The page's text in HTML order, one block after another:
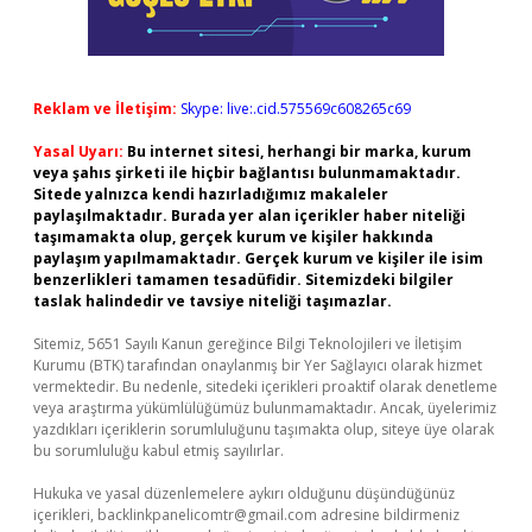
Reklam ve İletişim: Skype: live:.cid.575569c608265c69
Yasal Uyarı: Bu internet sitesi, herhangi bir marka, kurum
veya şahıs şirketi ile hiçbir bağlantısı bulunmamaktadır.
Sitede yalnızca kendi hazırladığımız makaleler
paylaşılmaktadır. Burada yer alan içerikler haber niteliği
taşımamakta olup, gerçek kurum ve kişiler hakkında
paylaşım yapılmamaktadır. Gerçek kurum ve kişiler ile isim
benzerlikleri tamamen tesadüfidir. Sitemizdeki bilgiler
taslak halindedir ve tavsiye niteliği taşımazlar.
Sitemiz, 5651 Sayılı Kanun gereğince Bilgi Teknolojileri ve İletişim
Kurumu (BTK) tarafından onaylanmış bir Yer Sağlayıcı olarak hizmet
vermektedir. Bu nedenle, sitedeki içerikleri proaktif olarak denetleme
veya araştırma yükümlülüğümüz bulunmamaktadır. Ancak, üyelerimiz
yazdıkları içeriklerin sorumluluğunu taşımakta olup, siteye üye olarak
bu sorumluluğu kabul etmiş sayılırlar.
Hukuka ve yasal düzenlemelere aykırı olduğunu düşündüğünüz
içerikleri, backlinkpanelicomtr@gmail.com adresine bildirmeniz